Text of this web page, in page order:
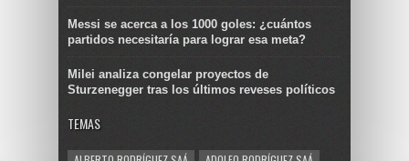
Messi se acerca a los 1000 goles: ¿cuántos
partidos necesitaría para lograr esa meta?
Milei analiza congelar proyectos de
Sturzenegger tras los últimos reveses políticos
TEMAS